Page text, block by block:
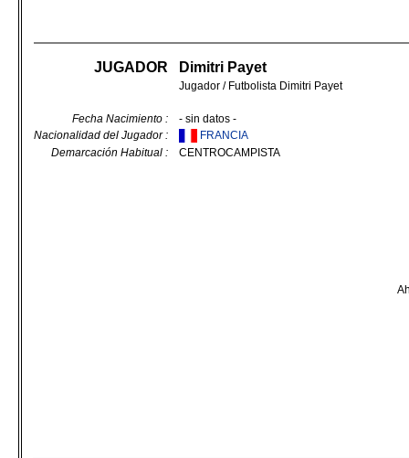
JUGADOR Dimitri Payet
Jugador / Futbolista Dimitri Payet
Fecha Nacimiento :
- sin datos -
Nacionalidad del Jugador :
FRANCIA
Demarcación Habitual :
CENTROCAMPISTA